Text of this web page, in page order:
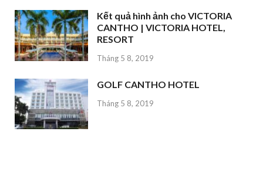
Kết quả hình ảnh cho VICTORIA
CANTHO | VICTORIA HOTEL,
RESORT
Tháng 5 8, 2019
GOLF CANTHO HOTEL
Tháng 5 8, 2019